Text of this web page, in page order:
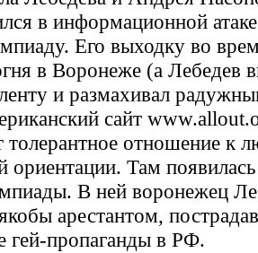
в информационной
Его выходку во
в Воронеже (а Лебедев
и размахивал
сайт
толерантное отношение к
ориентации. Там
В ней воронежец
арестантом,
гей-пропаганды в РФ.